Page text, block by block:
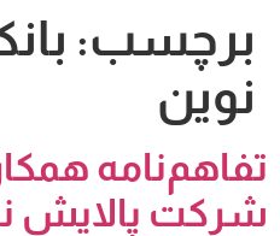
برچسب:
نوین
تفاهم‌نامه
شرکت پالایش